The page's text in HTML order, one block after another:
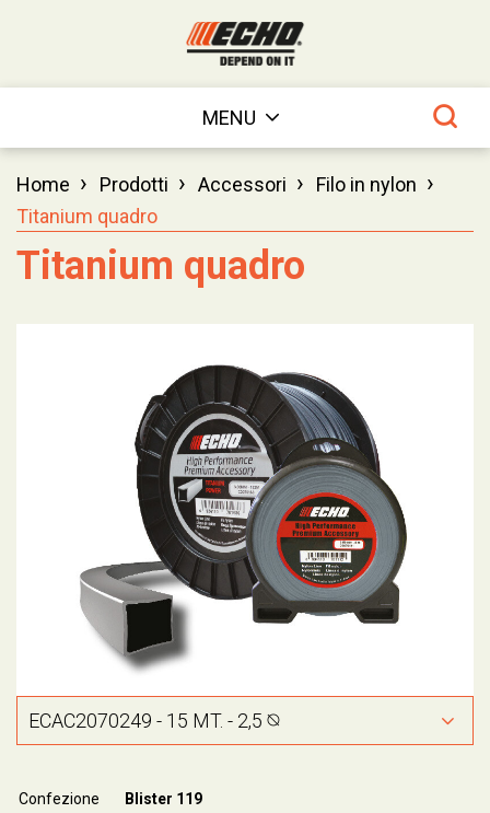
MENU
Home › Prodotti › Accessori › Filo in nylon ›
Titanium quadro
Titanium quadro
Confezione Blister 119